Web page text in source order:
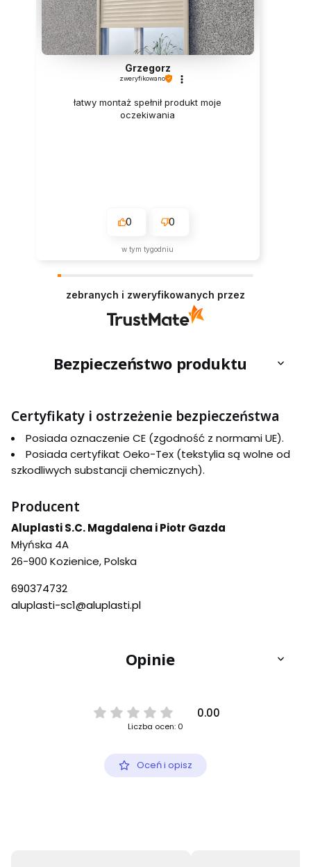
Grzegorz
zweryfikowano
łatwy montaż spełnił produkt moje
oczekiwania
0 0
w tym tygodniu
zebranych i zweryfikowanych przez
Bezpieczeństwo produktu
Certyfikaty i ostrzeżenie bezpieczeństwa
Posiada oznaczenie CE (zgodność z normami UE).
Posiada certyfikat Oeko-Tex (tekstylia są wolne od
szkodliwych substancji chemicznych).
Producent
Aluplasti S.C. Magdalena i Piotr Gazda
Młyńska 4A
26-900 Kozienice, Polska
690374732
aluplasti-sc1@aluplasti.pl
Opinie
0.00
Liczba ocen: 0
Oceń i opisz